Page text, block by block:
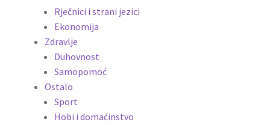
Rječnici i strani jezici
Ekonomija
Zdravlje
Duhovnost
Samopomoć
Ostalo
Sport
Hobi i domaćinstvo